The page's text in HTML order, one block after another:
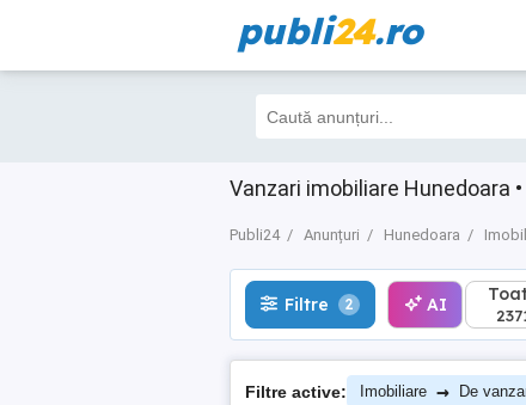
publi24.ro
Vanzari imobiliare Hunedoara
Publi24 Anunțuri Hunedoara
Filtre 2 AI
Filtre 2 AI
Filtre active: Imobiliare → De